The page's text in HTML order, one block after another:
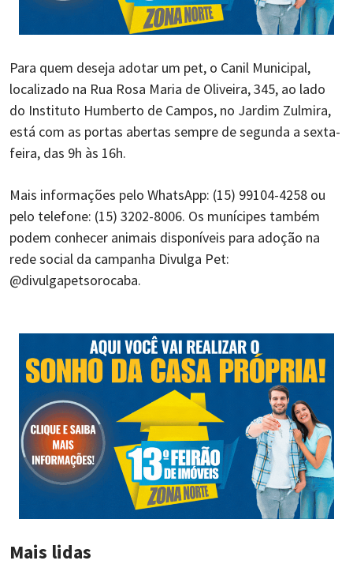
Para quem deseja adotar um pet, o Canil Municipal,
localizado na Rua Rosa Maria de Oliveira, 345, ao lado
do Instituto Humberto de Campos, no Jardim Zulmira,
está com as portas abertas sempre de segunda a sexta-
feira, das 9h às 16h.
Mais informações pelo WhatsApp: (15) 99104-4258 ou
pelo telefone: (15) 3202-8006. Os munícipes também
podem conhecer animais disponíveis para adoção na
rede social da campanha Divulga Pet:
@divulgapetsorocaba.
Mais lidas